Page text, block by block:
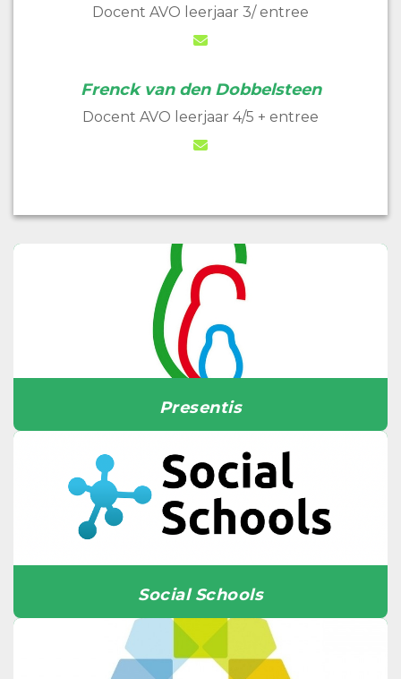
Docent AVO leerjaar 3/ entree
Frenck van den Dobbelsteen
Docent AVO leerjaar 4/5 + entree
Presentis
Social Schools